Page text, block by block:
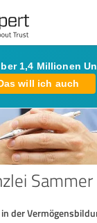
1,4 Millionen
will ich auch
Sammer
der